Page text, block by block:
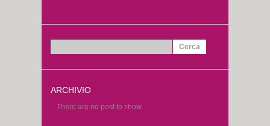
per:
ARCHIVIO
There are no post to show.